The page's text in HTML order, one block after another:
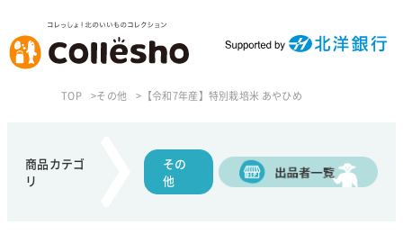
TOP その他 【令和7年産】特別栽培米 あやひめ
商品カテゴ
リ
その
他